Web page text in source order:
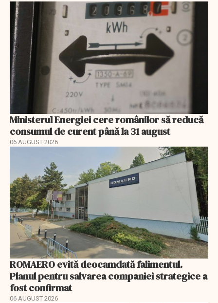
Ministerul Energiei cere românilor să reducă
consumul de curent până la 31 august
06 AUGUST 2026
ROMAERO evită deocamdată falimentul.
Planul pentru salvarea companiei strategice a
fost confirmat
06 AUGUST 2026